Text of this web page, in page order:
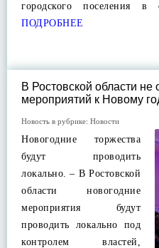
городского поселения в
ПОДРОБНЕЕ
В Ростовской области не
мероприятий к Новому
Новость в рубрике: Новости
Новогодние торжества
будут проводить
локально. – В Ростовской
области новогодние
мероприятия будут
проводить локально под
контролем властей,